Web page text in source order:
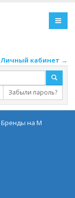
Личный кабинет →
Забыли пароль?
Бренды на M